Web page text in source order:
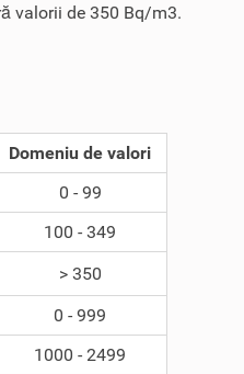
valorii de 350 Bq/m3.
Domeniu de valori
0 - 99
100 - 349
> 350
0 - 999
1000 - 2499